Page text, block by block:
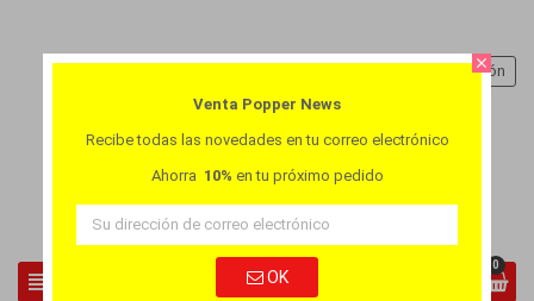
view_headline
Iniciar sesión
0
close
Venta Popper News
Recibe todas las novedades en tu correo electrónico
Ahorra 10% en tu próximo pedido
OK